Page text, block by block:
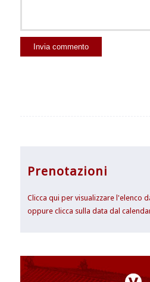
Prenotazioni
Clicca qui per visualizzare l'elenco
oppure clicca sulla data dal